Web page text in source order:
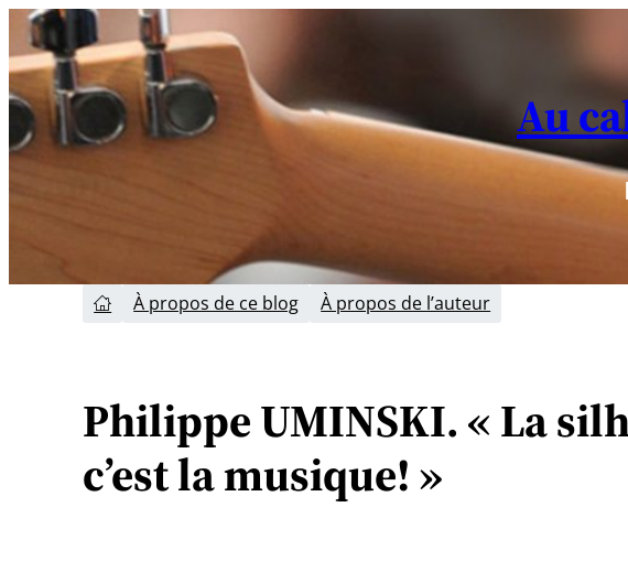
Aller
au
contenu
Au
 À propos de ce blog À propos de l’auteur
Philippe UMINSKI. « La
c’est la musique! »